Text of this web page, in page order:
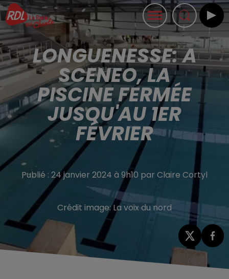
LONGUENESSE: A
SCENEO, LA
PISCINE FERMÉE
JUSQU'AU 1ER
FÉVRIER
Publié : 24 janvier 2024 à 9h10 par Claire Cortyl
Crédit image:La voix du nord